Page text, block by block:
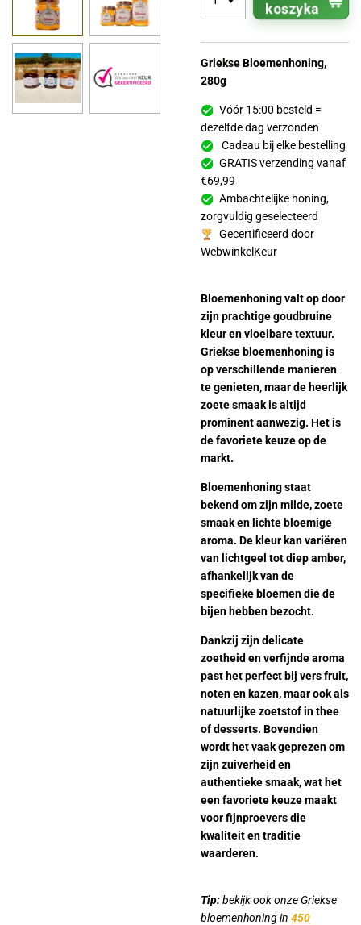
koszyka
Griekse Bloemenhoning,
280g
Vóór 15:00 besteld =
dezelfde dag verzonden
Cadeau bij elke bestelling
GRATIS verzending vanaf
€69,99
Ambachtelijke honing,
zorgvuldig geselecteerd
Gecertificeerd door
WebwinkelKeur
Bloemenhoning valt op door
zijn prachtige goudbruine
kleur en vloeibare textuur.
Griekse bloemenhoning is
op verschillende manieren
te genieten, maar de heerlijk
zoete smaak is altijd
prominent aanwezig. Het is
de favoriete keuze op de
markt.
Bloemenhoning staat
bekend om zijn milde, zoete
smaak en lichte bloemige
aroma. De kleur kan variëren
van lichtgeel tot diep amber,
afhankelijk van de
specifieke bloemen die de
bijen hebben bezocht.
Dankzij zijn delicate
zoetheid en verfijnde aroma
past het perfect bij vers fruit,
noten en kazen, maar ook als
natuurlijke zoetstof in thee
of desserts. Bovendien
wordt het vaak geprezen om
zijn zuiverheid en
authentieke smaak, wat het
een favoriete keuze maakt
voor fijnproevers die
kwaliteit en traditie
waarderen.
Tip:bekijk ook onze Griekse
bloemenhoning in 450